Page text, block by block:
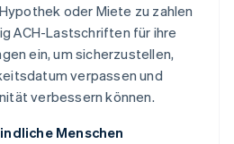
oder Miete zu zahlen
ACH-Lastschriften für ihre
ein, um sicherzustellen,
verpassen und
verbessern können.
Menschen